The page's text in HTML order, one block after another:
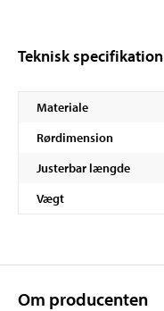
Teknisk specifikation
Materiale
Rørdimension
Justerbar længde
Vægt
Om producenten